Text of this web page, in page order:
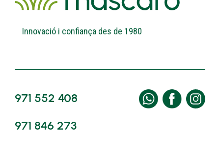
Innovació i confiança des de 1980
971 552 408
971 846 273